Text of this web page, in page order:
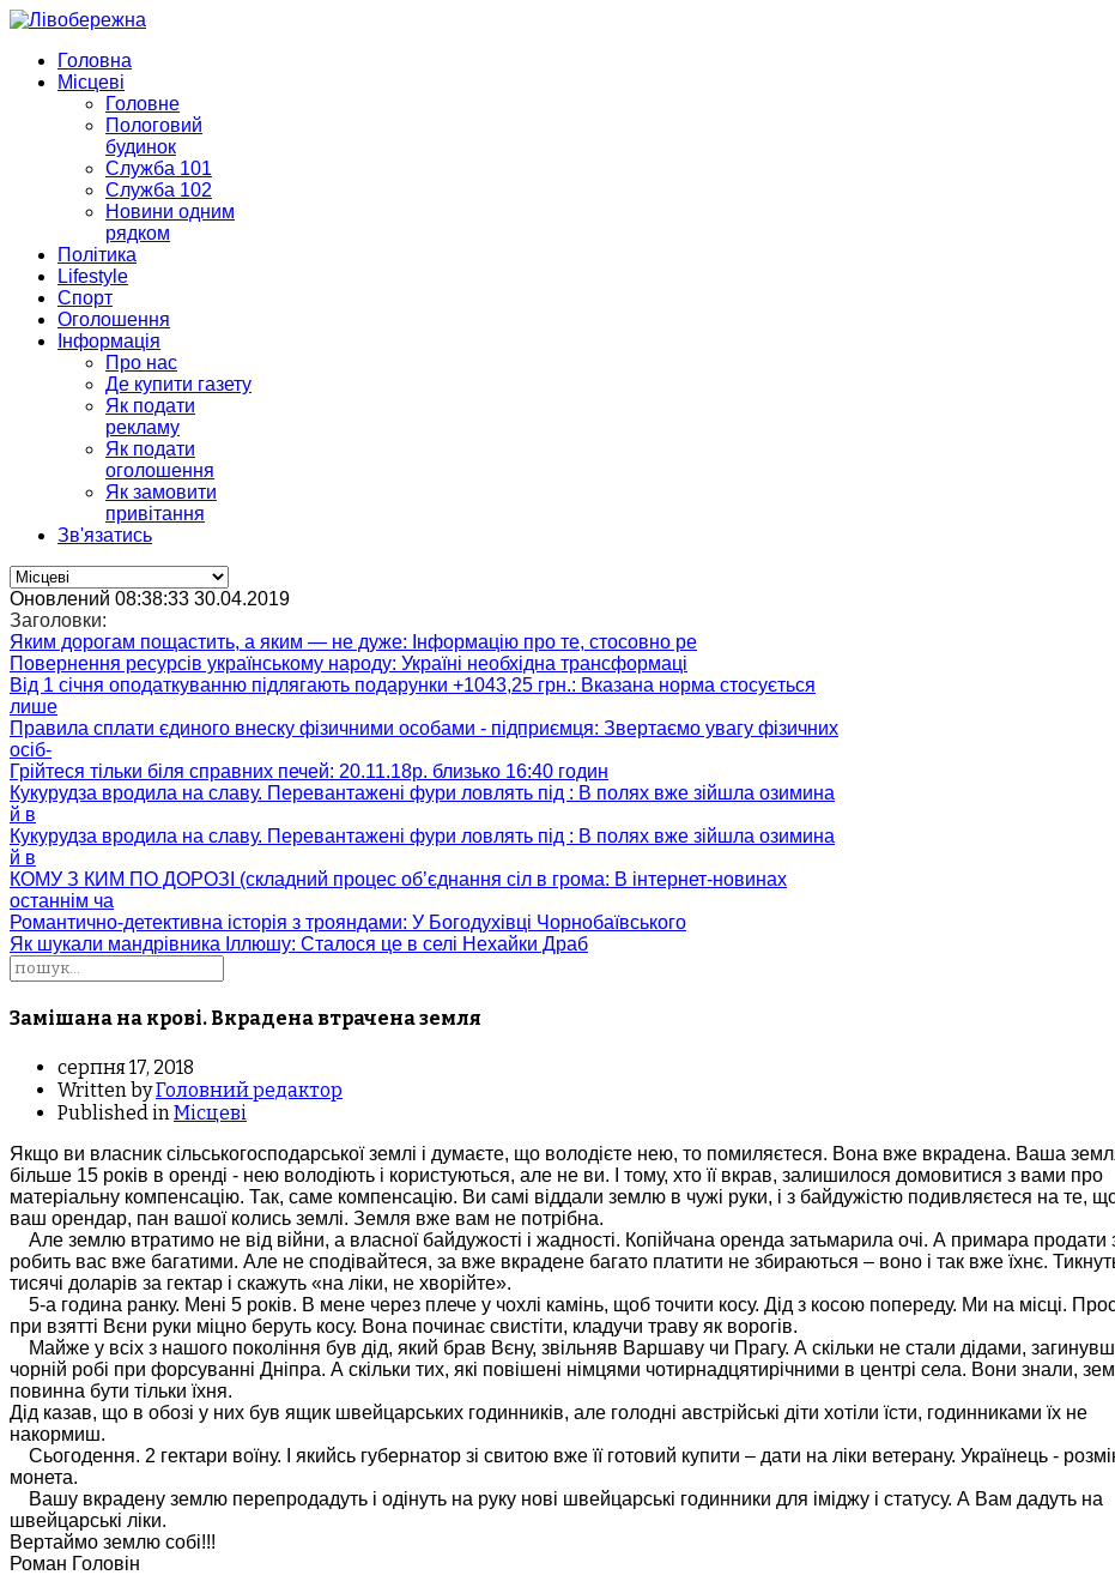
Головна
Місцеві
Головне
Пологовий
будинок
Служба 101
Служба 102
Новини одним
рядком
Політика
Lifestyle
Спорт
Оголошення
Інформація
Про нас
Де купити газету
Як подати
рекламу
Як подати
оголошення
Як замовити
привітання
Зв'язатись
Оновлений 08:38:33 30.04.2019
Заголовки:
Яким дорогам пощастить, а яким — не дуже: Інформацію про те, стосовно ре
Повернення ресурсів українському народу: Україні необхідна трансформаці
Від 1 січня оподаткуванню підлягають подарунки +1043,25 грн.: Вказана норма стосується
лише
Правила сплати єдиного внеску фізичними особами - підприємця: Звертаємо увагу фізичних
осіб-
Грійтеся тільки біля справних печей: 20.11.18р. близько 16:40 годин
Кукурудза вродила на славу. Перевантажені фури ловлять під : В полях вже зійшла озимина
й в
Кукурудза вродила на славу. Перевантажені фури ловлять під : В полях вже зійшла озимина
й в
КОМУ З КИМ ПО ДОРОЗІ (складний процес об’єднання сіл в грома: В інтернет-новинах
останнім ча
Романтично-детективна історія з трояндами: У Богодухівці Чорнобаївського
Як шукали мандрівника Іллюшу: Сталося це в селі Нехайки Драб
Замішана на крові. Вкрадена втрачена земля
серпня 17, 2018
Written byГоловний редактор
Published in Місцеві
Якщо ви власник сільськогосподарської землі і думаєте, що володієте нею, то помиляєтеся. Вона вже вкрадена. Ваша
більше 15 років в оренді - нею володіють і користуються, але не ви. І тому, хто її вкрав, залишилося домовитися з вами про
матеріальну компенсацію. Так, саме компенсацію. Ви самі віддали землю в чужі руки, і з байдужістю подивляєтеся на те,
ваш орендар, пан вашої колись землі. Земля вже вам не потрібна.
Але землю втратимо не від війни, а власної байдужості і жадності. Копійчана оренда затьмарила очі. А примара
робить вас вже багатими. Але не сподівайтеся, за вже вкрадене багато платити не збираються – воно і так вже їхнє.
тисячі доларів за гектар і скажуть «на ліки, не хворійте».
5-а година ранку. Мені 5 років. В мене через плече у чохлі камінь, щоб точити косу. Дід з косою попереду. Ми на місці.
при взятті Вєни руки міцно беруть косу. Вона починає свистіти, кладучи траву як ворогів.
Майже у всіх з нашого покоління був дід, який брав Вєну, звільняв Варшаву чи Прагу. А скільки не стали дідами,
чорній робі при форсуванні Дніпра. А скільки тих, які повішені німцями чотирнадцятирічними в центрі села. Вони знали,
повинна бути тільки їхня.
Дід казав, що в обозі у них був ящик швейцарських годинників, але голодні австрійські діти хотіли їсти, годинниками їх не
накормиш.
Сьогодення. 2 гектари воїну. І якийсь губернатор зі свитою вже її готовий купити – дати на ліки ветерану. Українець -
монета.
Вашу вкрадену землю перепродадуть і одінуть на руку нові швейцарські годинники для іміджу і статусу. А Вам дадуть на
швейцарські ліки.
Вертаймо землю собі!!!
Роман Головін